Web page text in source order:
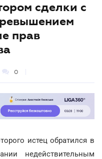
сделки с
прав
0
истец обратился в
недействительным